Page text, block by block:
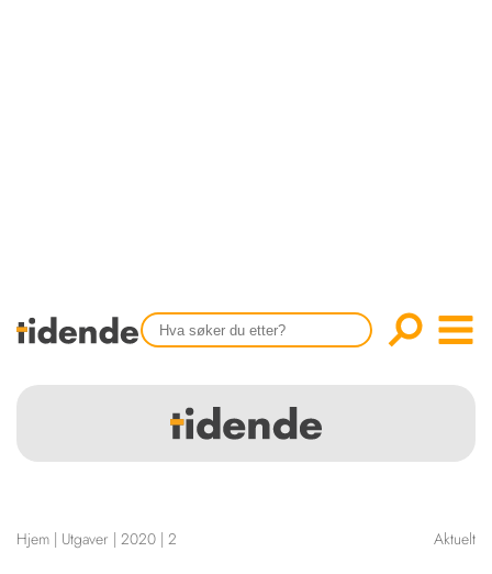
Tidligere utgaver
HENVISNINGER
KONTAKT
Hjem | Utgaver | 2020 | 2 Aktuelt